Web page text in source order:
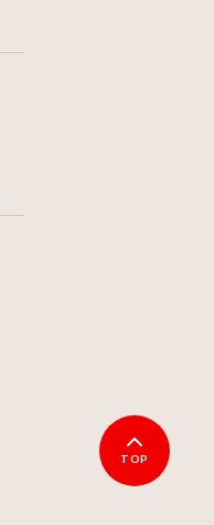
TOP